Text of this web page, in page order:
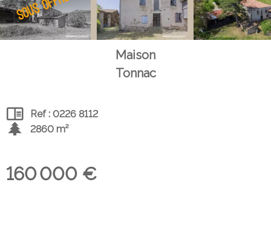
Maison
Tonnac
Ref : 0226 8112
2860 m²
160 000 €